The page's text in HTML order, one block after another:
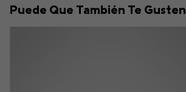
Puede Que También Te Gusten